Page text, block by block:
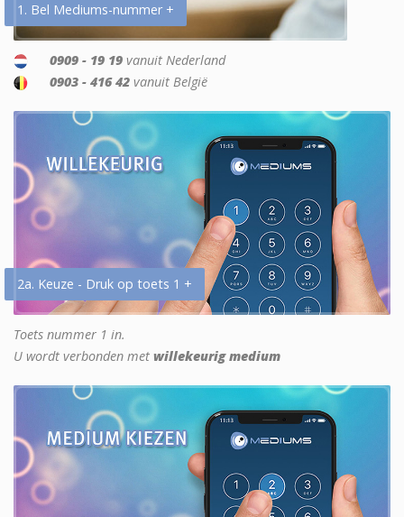
1. Bel Mediums-nummer +
0909 - 19 19 vanuit Nederland
0903 - 416 42 vanuit België
2a. Keuze - Druk op toets 1 +
Toets nummer 1 in.
U wordt verbonden met willekeurig medium